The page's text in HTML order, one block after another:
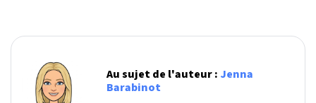
Au sujet de l'auteur : Jenna
Barabinot